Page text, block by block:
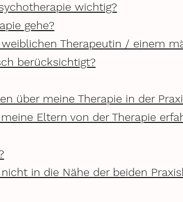
wichtig?
gehe?
Therapeutin / einem
berücksichtigt?
über meine Therapie in der
Eltern von der Therapie
in die Nähe der beiden